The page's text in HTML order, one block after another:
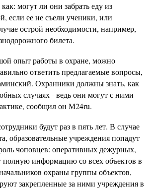
могут ли они забрать еду из
если ее не съели ученики, или
острой необходимости, например,
билета.
опыт работы в охране, можно
ответить предлагаемые вопросы,
Охранники должны знать, как
случаях - ведь они могут с ними
сообщил он M24ru.
будут раз в пять лет. В случае
образовательные учреждения попадут
чоповцев: оперативных дежурных,
полную информацию со всех объектов в
охраны группы объектов,
закрепленные за ними учреждения в